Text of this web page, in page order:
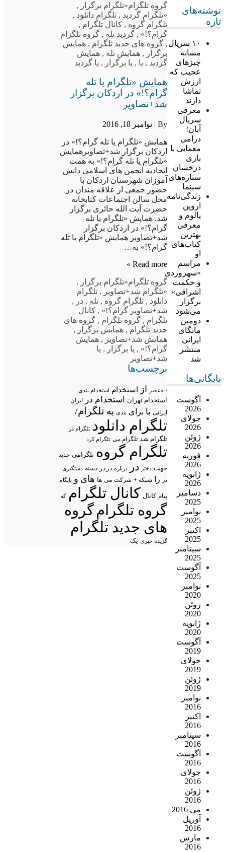
نوشته‌های
تازه
۱۰ سریال
مشابه
چیزهای
عجیب که
ارزش
تماشا
دارند
معرفی
سریال
آبان؛
درامی
معمایی با
بازی
درخشان
ستاره‌های
سینما
زندگی‌نامه
اروین
یالوم و
معرفی
بهترین
کتاب‌های
او
مراسم
«سهروردی
و حکمت
اشراقی»
برگزار
می‌شود
دومین
مانگای
ایرانی
منتشر
شد
بایگانی‌ها
آگوست
2026
جولای
2026
ژوئن
2026
فوریه
2026
ژانویه
2026
دسامبر
2025
نوامبر
2025
اکتبر
2025
سپتامبر
2025
آگوست
2025
نوامبر
2020
ژوئن
2020
ژانویه
2020
آگوست
2019
جولای
2019
ژوئن
2019
نوامبر
2016
اکتبر
2016
سپتامبر
2016
آگوست
2016
جولای
2016
ژوئن
2016
می 2016
آوریل
2016
مارس
2016
گروه تلگرام«تلگرام برگزار ,
«تلگرام گردید , تلگرام دانلود ,
تلگرام گروه , کانال تلگرام ,
گرام؟!» , گردید تله , گروه تلگرام
, گروه های جدید تلگرام , همایش
برگزار , همایش تله , همایش
گردید , یا , یا برگزار , یا گردید
همایش «تلگرام یا تله
گرام؟!» در اردکان برگزار
شد+تصاویر
By | نوامبر 18, 2016
همایش «تلگرام یا تله گرام؟!» در
اردکان برگزار شد+تصاویرهمایش
«تلگرام یا تله گرام؟!» به همت
اتحادیه انجمن های اسلامی دانش
آموزان شهرستان اردکان با
حضور جمعی از علاقه مندان در
محل سالن اجتماعات کتابخانه
حضرت آیت الله حائری برگزار
شد. همایش «تلگرام یا تله
گرام؟!» در اردکان برگزار
شد+تصاویر همایش «تلگرام یا تله
گرام؟!» به…
Read more »
گروه تلگرام«تلگرام برگزار ,
«تلگرام شد+تصاویر , تلگرام
دانلود , تلگرام گروه , تله , در ,
شد+تصاویر گرام؟!» , کانال
تلگرام , گروه تلگرام , گروه های
جدید تلگرام , همایش برگزار ,
همایش شد+تصاویر , همایش
گرام؟!» , یا برگزار , یا
شد+تصاویر
برچسب‌ها
/ «عصر از استخدام استخدام بندی:
استخدام تهران استخدام در ایران
ایرانی با برای بندی به تلگرام/
تلگرام دانلود تلگرام در
تلگرام شد تلگرام می تلگرام کرد
تلگرام گروه تلگرامی جدید
جهت دختر در درباره در در دسته دستگیری
در
را شبکه + شرکت می ها های و پایگاه
پیام کانال کانال تلگرام که
گروه تلگرامگروه
های جدید تلگرام
گزیده خبری یک